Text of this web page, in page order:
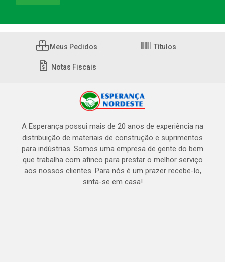
Meus Pedidos Títulos
Notas Fiscais
A Esperança possui mais de 20 anos de experiência na
distribuição de materiais de construção e suprimentos
para indústrias. Somos uma empresa de gente do bem
que trabalha com afinco para prestar o melhor serviço
aos nossos clientes. Para nós é um prazer recebe-lo,
sinta-se em casa!